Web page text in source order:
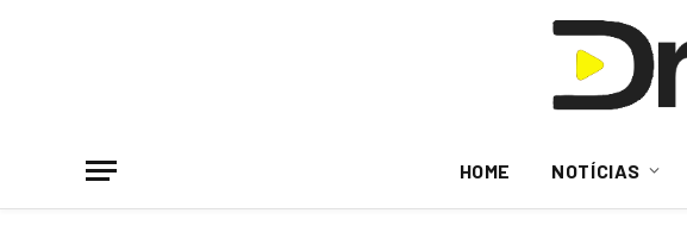
HOME NOTÍCIAS